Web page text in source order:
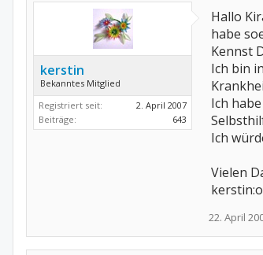
kerstin
Bekanntes Mitglied
Registriert seit:
2. April 2007
Beiträge:
643
Hallo
habe
Kennst
Ich bin
Ich
Ich
Vielen
kerstin:o
22. April